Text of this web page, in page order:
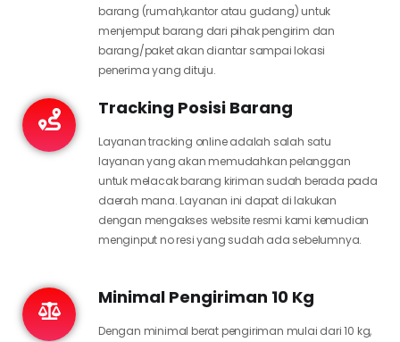
barang (rumah,kantor atau gudang) untuk
menjemput barang dari pihak pengirim dan
barang/paket akan diantar sampai lokasi
penerima yang dituju.
Tracking Posisi Barang
Layanan tracking online adalah salah satu
layanan yang akan memudahkan pelanggan
untuk melacak barang kiriman sudah berada pada
daerah mana. Layanan ini dapat di lakukan
dengan mengakses website resmi kami kemudian
menginput no resi yang sudah ada sebelumnya.
Minimal Pengiriman 10 Kg
Dengan minimal berat pengiriman mulai dari 10 kg,